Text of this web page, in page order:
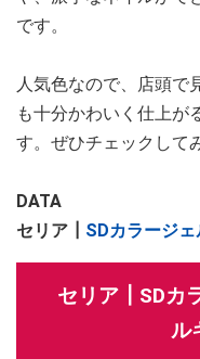
です。
人気色なので、店頭で
も十分かわいく仕上が
す。ぜひチェックして
DATA
セリア┃ SDカラージ
セリア┃SDカ
ル